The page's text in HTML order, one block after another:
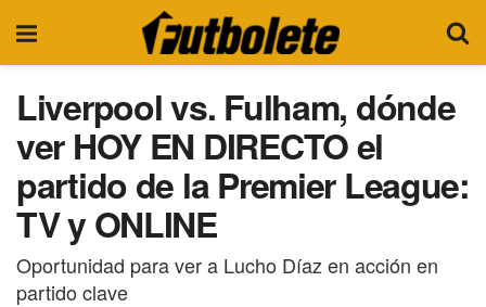
Liverpool vs. Fulham, dónde
ver HOY EN DIRECTO el
partido de la Premier League:
TV y ONLINE
Oportunidad para ver a Lucho Díaz en acción en
partido clave